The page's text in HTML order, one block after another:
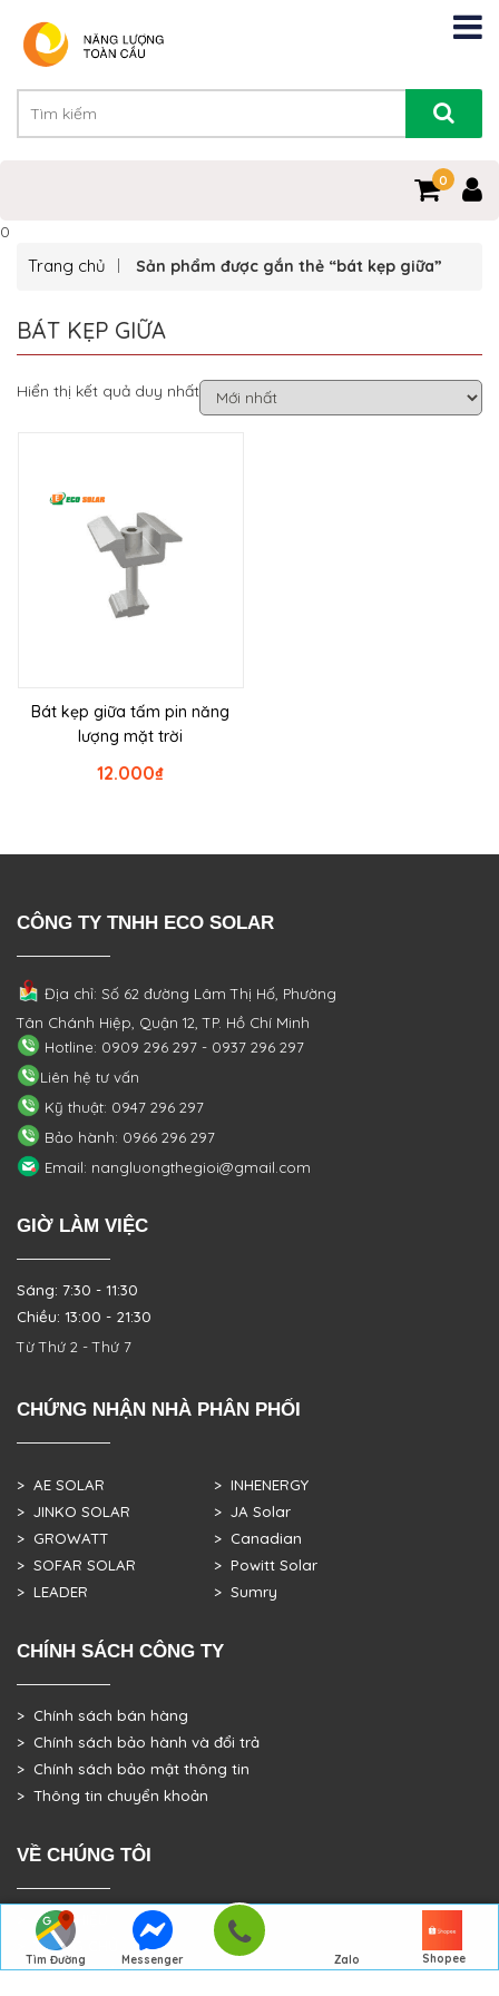
0
Tìm Đường
Messenger
Zalo Shopee
0
Trang chủ Sản phẩm được gắn thẻ “bát kẹp giữa”
BÁT KẸP GIỮA
Hiển thị kết quả duy nhất
Bát kẹp giữa tấm pin năng
lượng mặt trời
₫
12.000
CÔNG TY TNHH ECO SOLAR
Địa chỉ: Số 62 đường Lâm Thị Hố, Phường
Tân Chánh Hiệp, Quận 12, TP. Hồ Chí Minh
Hotline: 0909 296 297 - 0937 296 297
Liên hệ tư vấn
Kỹ thuật: 0947 296 297
Bảo hành: 0966 296 297
Email: nangluongthegioi@gmail.com
GIỜ LÀM VIỆC
Sáng: 7:30 - 11:30
Chiều: 13:00 - 21:30
Từ Thứ 2 - Thứ 7
CHỨNG NHẬN NHÀ PHÂN PHỐI
> AE SOLAR
> JINKO SOLAR
> GROWATT
> SOFAR SOLAR
> LEADER
> INHENERGY
> JA Solar
> Canadian
> Powitt Solar
> Sumry
CHÍNH SÁCH CÔNG TY
> Chính sách bán hàng
> Chính sách bảo hành và đổi trả
> Chính sách bảo mật thông tin
> Thông tin chuyển khoản
VỀ CHÚNG TÔI
> GIỚI THIỆU
> TRANG CHỦ
> DỰ ÁN THỰC TẾ